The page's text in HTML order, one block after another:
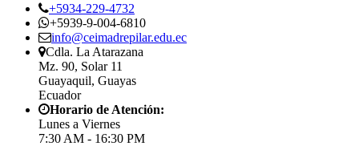
+5934-229-4732
+5939-9-004-6810
info@ceimadrepilar.edu.ec
Cdla. La Atarazana
Mz. 90, Solar 11
Guayaquil, Guayas
Ecuador
Horario de Atención:
Lunes a Viernes
7:30 AM - 16:30 PM